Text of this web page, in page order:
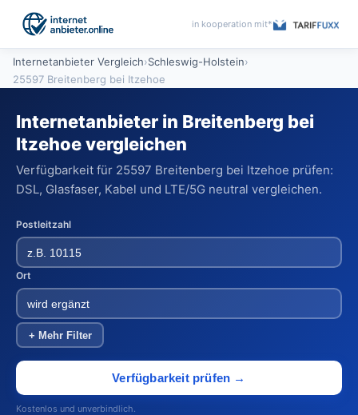
in kooperation mit*
Internetanbieter Vergleich›Schleswig-Holstein›
25597 Breitenberg bei Itzehoe
Internetanbieter in Breitenberg bei
Itzehoe vergleichen
Verfügbarkeit für 25597 Breitenberg bei Itzehoe prüfen:
DSL, Glasfaser, Kabel und LTE/5G neutral vergleichen.
Postleitzahl
Ort
+ Mehr Filter
Verfügbarkeit prüfen →
Kostenlos und unverbindlich.